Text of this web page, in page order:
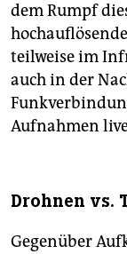
dem Rumpf
teilweise im
auch in der
Aufnahmen
Drohnen vs.
Gegenüber